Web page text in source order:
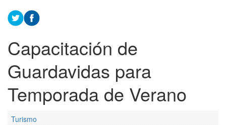
Capacitación de
Guardavidas para
Temporada de Verano
Turismo